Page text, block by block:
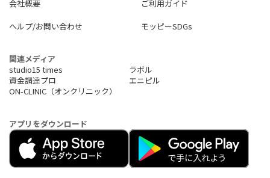
過酷な過去や運命を背負う少女たち
多彩なハイクオリティサウンドが世界観と濃密に組み合わさった
新感覚のゲーム体験を提供
会社概要
ご利用ガイド
ヘルプ/お問い合わせ
モッピーSDGs
関連メディア
studio15 times
ラボル
資金調達プロ
エニピル
ON-CLINIC（オンクリニック）
アプリをダウンロード